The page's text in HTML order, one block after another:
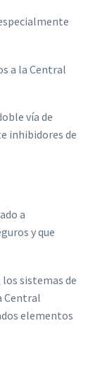
a la Central
vía de
inhibidores de
a
y que
sistemas de
Central
elementos